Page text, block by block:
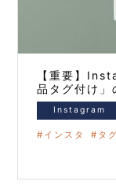
【重要】
品タグ付け」
Instagram
インスタ タ